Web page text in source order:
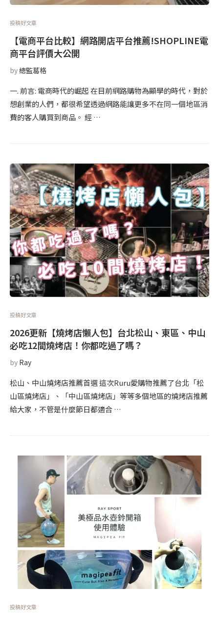
投稿好文章
【電商平台比較】網路開店平台推薦!SHOPLINE電
商平台評價大公開
by總監葛格
一. 前言: 電商時代的崛起 在目前網路購物為顯學的時代，對於
想創業的人們，都很希望透過網路能讓更多不在同一個地區消
費的客人購買到商品。 經 …
投稿好文章
2026更新【燒烤店懶人包】台北松山、東區、中山
必吃12間燒烤店！你都吃過了嗎？
by Ray
松山、中山燒烤店推薦首選 這次Ruru愛購物推薦了台北「松
山區燒烤店」、「中山區燒烤店」等等多個地區的燒烤店推薦
給大家，不管是什麼節日都適合 …
投稿好文章